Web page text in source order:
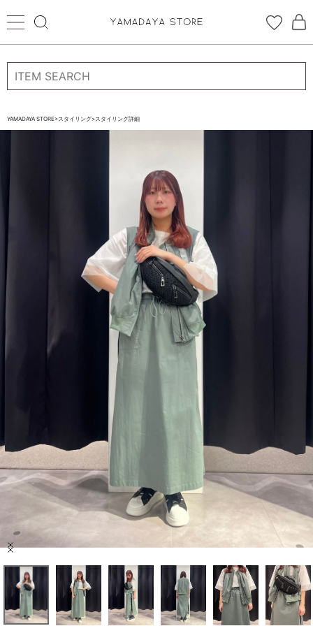
ログイン 新規会員登録
STORE BRAND・LABELから探す
セール商品
ブランド一覧
店舗検索
ご利用ガイド/ヘルプ
YAMADAYA STORE>スタイリング>スタイリング詳細
Item